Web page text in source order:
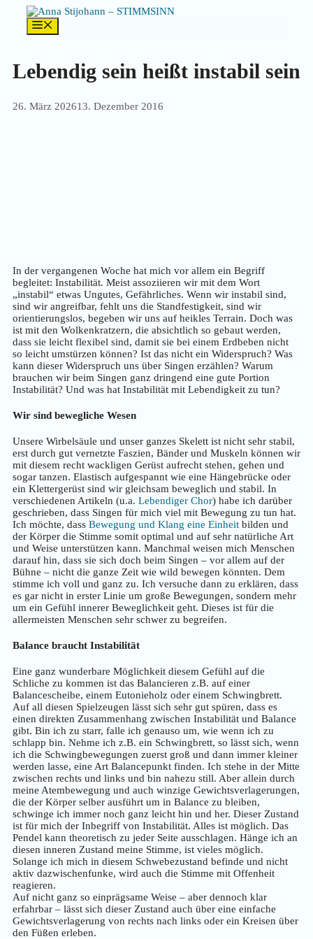
Inhalt
springen
Lebendig sein heißt instabil sein
26. März 202613. Dezember 2016
In der vergangenen Woche hat mich vor allem ein Begriff
begleitet: Instabilität. Meist assoziieren wir mit dem Wort
„instabil“ etwas Ungutes, Gefährliches. Wenn wir instabil sind,
sind wir angreifbar, fehlt uns die Standfestigkeit, sind wir
orientierungslos, begeben wir uns auf heikles Terrain. Doch was
ist mit den Wolkenkratzern, die absichtlich so gebaut werden,
dass sie leicht flexibel sind, damit sie bei einem Erdbeben nicht
so leicht umstürzen können? Ist das nicht ein Widerspruch? Was
kann dieser Widerspruch uns über Singen erzählen? Warum
brauchen wir beim Singen ganz dringend eine gute Portion
Instabilität? Und was hat Instabilität mit Lebendigkeit zu tun?
Wir sind bewegliche Wesen
Unsere Wirbelsäule und unser ganzes Skelett ist nicht sehr stabil,
erst durch gut vernetzte Faszien, Bänder und Muskeln können wir
mit diesem recht wackligen Gerüst aufrecht stehen, gehen und
sogar tanzen. Elastisch aufgespannt wie eine Hängebrücke oder
ein Klettergerüst sind wir gleichsam beweglich und stabil. In
verschiedenen Artikeln (u.a. Lebendiger Chor) habe ich darüber
geschrieben, dass Singen für mich viel mit Bewegung zu tun hat.
Ich möchte, dass Bewegung und Klang eine Einheit bilden und
der Körper die Stimme somit optimal und auf sehr natürliche Art
und Weise unterstützen kann. Manchmal weisen mich Menschen
darauf hin, dass sie sich doch beim Singen – vor allem auf der
Bühne – nicht die ganze Zeit wie wild bewegen könnten. Dem
stimme ich voll und ganz zu. Ich versuche dann zu erklären, dass
es gar nicht in erster Linie um große Bewegungen, sondern mehr
um ein Gefühl innerer Beweglichkeit geht. Dieses ist für die
allermeisten Menschen sehr schwer zu begreifen.
Balance braucht Instabilität
Eine ganz wunderbare Möglichkeit diesem Gefühl auf die
Schliche zu kommen ist das Balancieren z.B. auf einer
Balancescheibe, einem Eutonieholz oder einem Schwingbrett.
Auf all diesen Spielzeugen lässt sich sehr gut spüren, dass es
einen direkten Zusammenhang zwischen Instabilität und Balance
gibt. Bin ich zu starr, falle ich genauso um, wie wenn ich zu
schlapp bin. Nehme ich z.B. ein Schwingbrett, so lässt sich, wenn
ich die Schwingbewegungen zuerst groß und dann immer kleiner
werden lasse, eine Art Balancepunkt finden. Ich stehe in der Mitte
zwischen rechts und links und bin nahezu still. Aber allein durch
meine Atembewegung und auch winzige Gewichtsverlagerungen,
die der Körper selber ausführt um in Balance zu bleiben,
schwinge ich immer noch ganz leicht hin und her. Dieser Zustand
ist für mich der Inbegriff von Instabilität. Alles ist möglich. Das
Pendel kann theoretisch zu jeder Seite ausschlagen. Hänge ich an
diesen inneren Zustand meine Stimme, ist vieles möglich.
Solange ich mich in diesem Schwebezustand befinde und nicht
aktiv dazwischenfunke, wird auch die Stimme mit Offenheit
reagieren.
Auf nicht ganz so einprägsame Weise – aber dennoch klar
erfahrbar – lässt sich dieser Zustand auch über eine einfache
Gewichtsverlagerung von rechts nach links oder ein Kreisen über
den Füßen erleben.